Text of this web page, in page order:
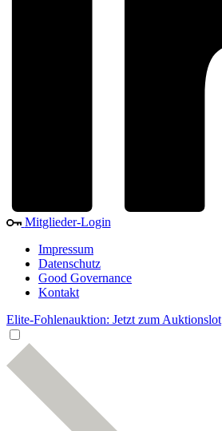
Mitglieder-Login
Impressum
Datenschutz
Good Governance
Kontakt
Elite-Fohlenauktion: Jetzt zum Auktionslot